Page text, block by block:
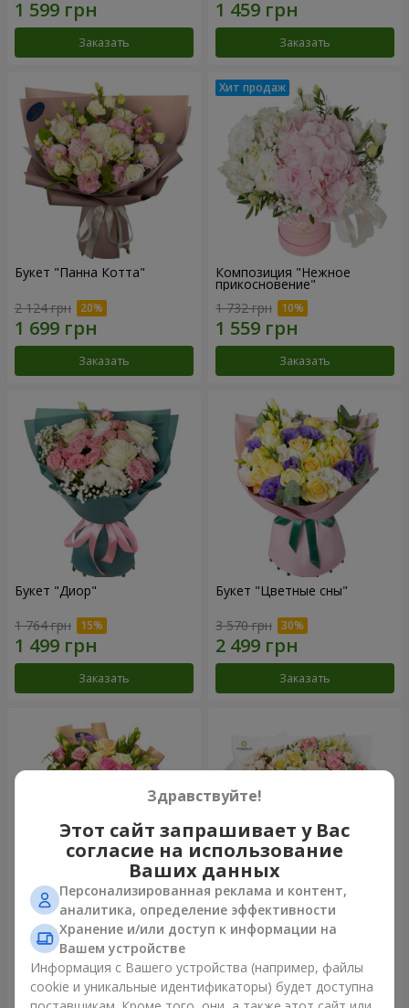
Заказать Заказать
Букет "Панна Котта"
2 124 грн
Заказать
Композиция "Нежное
прикосновение"
1 732 грн
Заказать
Букет "Диор"
1 764 грн
Заказать
Букет "Цветные сны"
3 570 грн
Заказать
Букет "Цветочное Selfie!"
2 116 грн
Заказать
Букет "Крещатик"
Заказать
Здравствуйте!
Этот сайт запрашивает у Вас
согласие на использование
Ваших данных
Персонализированная реклама и контент,
аналитика, определение эффективности
Хранение и/или доступ к информации на
Вашем устройстве
Информация с Вашего устройства (например, файлы
cookie и уникальные идентификаторы) будет доступна